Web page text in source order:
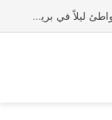
صحيفة “الميرور”: لا ترسلوا أبناءكم لحفلات الشواطئ ليلاً في بريطانيا